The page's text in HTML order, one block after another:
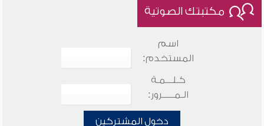
مكتبتك الصوتية
اسم
المستخدم:
كـلـــمـة
الـمـــــرور:
دخول المشتركين